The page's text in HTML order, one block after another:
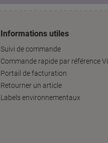
Informations utiles
Suivi de commande
Commande rapide par référence
Portail de facturation
Retourner un article
Labels environnementaux